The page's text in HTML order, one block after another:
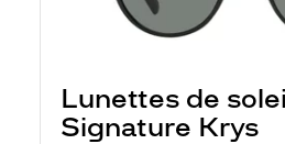
Lunettes de
Signature Krys